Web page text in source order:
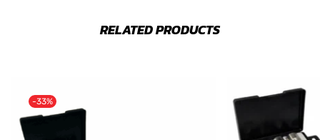
RELATED PRODUCTS
-33%